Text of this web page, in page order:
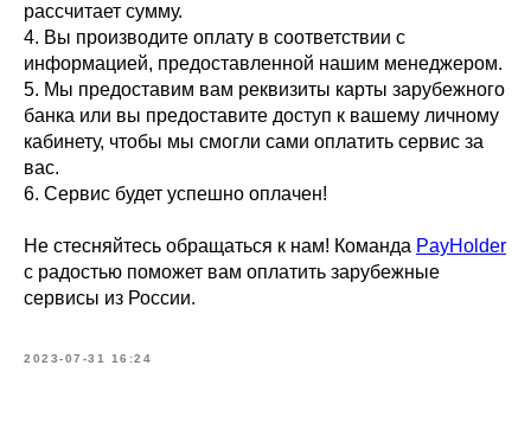
рассчитает сумму.
4. Вы производите оплату в соответствии с
информацией, предоставленной нашим менеджером.
5. Мы предоставим вам реквизиты карты зарубежного
банка или вы предоставите доступ к вашему личному
кабинету, чтобы мы смогли сами оплатить сервис за
вас.
6. Сервис будет успешно оплачен!
Не стесняйтесь обращаться к нам! Команда PayHolder
с радостью поможет вам оплатить зарубежные
сервисы из России.
2023-07-31 16:24